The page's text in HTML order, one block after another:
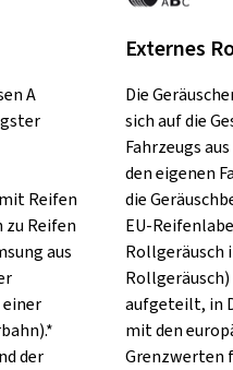
A
Reifen
zu Reifen
aus
der
Externes
Die
sich auf die
Fahrzeugs
den eigenen
die
EU-
Rollgeräusch
aufgeteilt, in
mit den
Grenzwerten